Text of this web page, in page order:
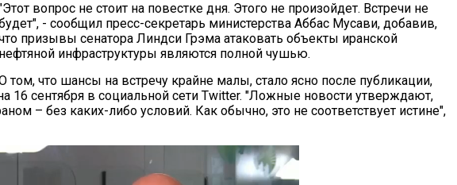
вопрос не стоит на повестке дня. Этого не произойдет. Встречи не
- сообщил пресс-секретарь министерства Аббас Мусави, добавив,
призывы сенатора Линдси Грэма атаковать объекты иранской
нефтяной инфраструктуры являются полной чушью.
том, что шансы на встречу крайне малы, стало ясно после публикации,
16 сентября в социальной сети Twitter. "Ложные новости утверждают,
– без каких-либо условий. Как обычно, это не соответствует истине",